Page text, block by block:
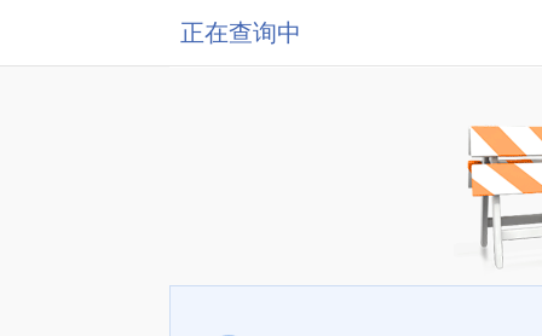
正在查询中